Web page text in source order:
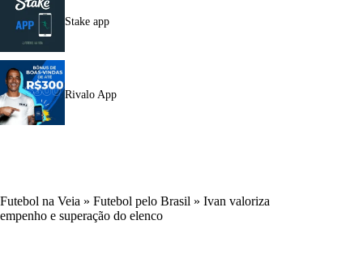
Stake app
Rivalo App
Futebol na Veia » Futebol pelo Brasil » Ivan valoriza
empenho e superação do elenco